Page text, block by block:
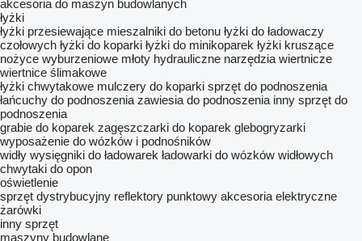
akcesoria do maszyn budowlanych
łyżki
łyżki przesiewające mieszalniki do betonu łyżki do ładowaczy
czołowych łyżki do koparki łyżki do minikoparek łyżki kruszące
nożyce wyburzeniowe młoty hydrauliczne narzędzia wiertnicze
wiertnice ślimakowe
łyżki chwytakowe mulczery do koparki sprzęt do podnoszenia
łańcuchy do podnoszenia zawiesia do podnoszenia inny sprzęt do
podnoszenia
grabie do koparek zagęszczarki do koparek glebogryzarki
wyposażenie do wózków i podnośników
widły wysięgniki do ładowarek ładowarki do wózków widłowych
chwytaki do opon
oświetlenie
sprzęt dystrybucyjny reflektory punktowу akcesoria elektryczne
żarówki
inny sprzęt
maszyny budowlane